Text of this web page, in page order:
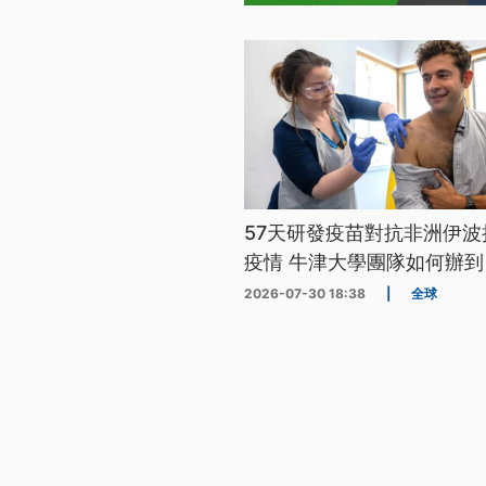
57天研發疫苗對抗非洲伊
疫情 牛津大學團隊如何辦
2026-07-30 18:38 全球